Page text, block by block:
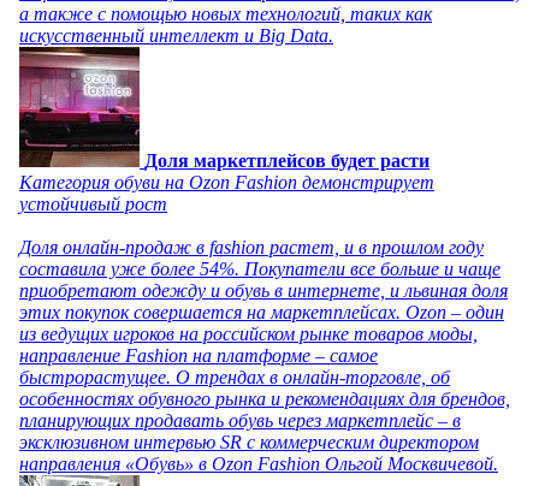
а также с помощью новых технологий, таких как
искусственный интеллект и Big Data.
Доля маркетплейсов будет расти
Категория обуви на Ozon Fashion демонстрирует
устойчивый рост
Доля онлайн-продаж в fashion растет, и в прошлом году
составила уже более 54%. Покупатели все больше и чаще
приобретают одежду и обувь в интернете, и львиная доля
этих покупок совершается на маркетплейсах. Ozon – один
из ведущих игроков на российском рынке товаров моды,
направление Fashion на платформе – самое
быстрорастущее. О трендах в онлайн-торговле, об
особенностях обувного рынка и рекомендациях для брендов,
планирующих продавать обувь через маркетплейс – в
эксклюзивном интервью SR с коммерческим директором
направления «Обувь» в Ozon Fashion Ольгой Москвичевой.